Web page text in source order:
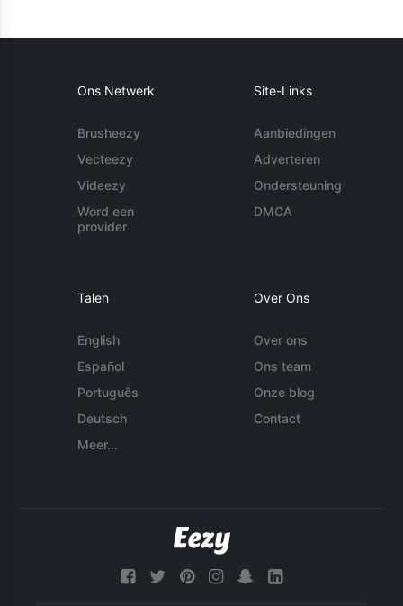
Ons Netwerk
Brusheezy
Vecteezy
Videezy
Word een
provider
Site-Links
Aanbiedingen
Adverteren
Ondersteuning
DMCA
Talen
English
Español
Português
Deutsch
Meer...
Over Ons
Over ons
Ons team
Onze blog
Contact